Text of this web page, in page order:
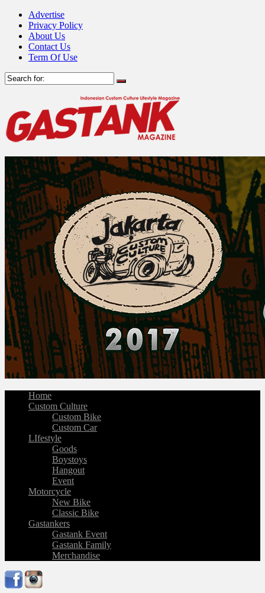
Advertise
Privacy Policy
About Us
Contact Us
Term Of Use
Home
Custom Culture
Custom Bike
Custom Car
LIfestyle
Goods
Boystoys
Hangout
Event
Motorcycle
New Bike
Classic Bike
Gastankers
Gastank Event
Gastank Family
Merchandise